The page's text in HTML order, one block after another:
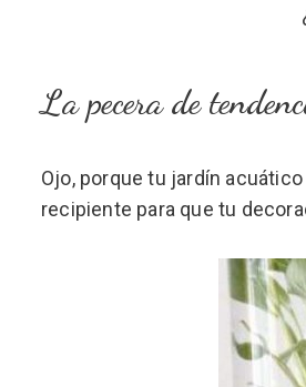
La pecera de
Ojo, porque tu jardín
recipiente para que tu